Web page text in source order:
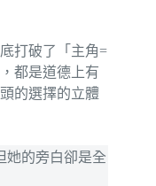
打破了「主角=
都是道德上有
的選擇的立體
她的旁白卻是全